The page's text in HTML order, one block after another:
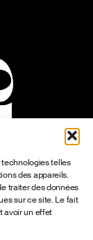
telles
des appareils.
traiter des données
sur ce site. Le fait
avoir un effet